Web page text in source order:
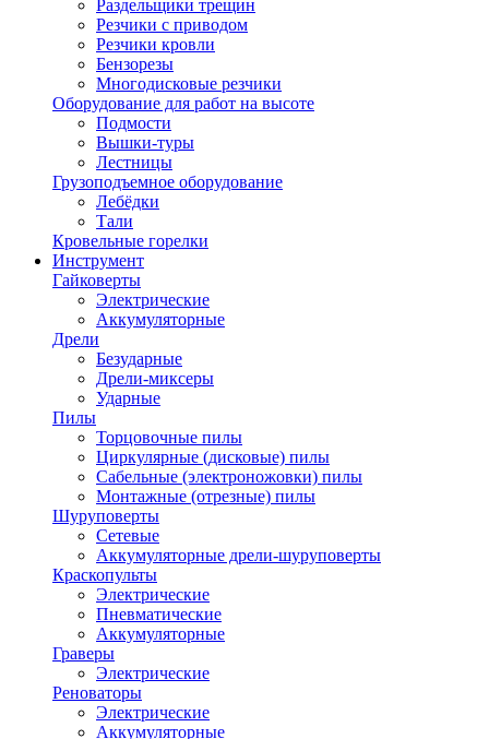
Раздельщики трещин
Резчики с приводом
Резчики кровли
Бензорезы
Многодисковые резчики
Оборудование для работ на высоте
Подмости
Вышки-туры
Лестницы
Грузоподъемное оборудование
Лебёдки
Тали
Кровельные горелки
Инструмент
Гайковерты
Электрические
Аккумуляторные
Дрели
Безударные
Дрели-миксеры
Ударные
Пилы
Торцовочные пилы
Циркулярные (дисковые) пилы
Сабельные (электроножовки) пилы
Монтажные (отрезные) пилы
Шуруповерты
Сетевые
Аккумуляторные дрели-шуруповерты
Краскопульты
Электрические
Пневматические
Аккумуляторные
Граверы
Электрические
Реноваторы
Электрические
Аккумуляторные